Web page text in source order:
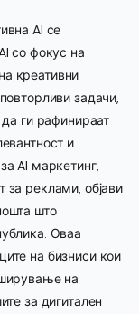
AI се
со фокус на
креативни
задачи,
ги рафинираат
и
AI маркетинг,
за реклами, објави
што
Оваа
на бизниси кои
на
за дигитален